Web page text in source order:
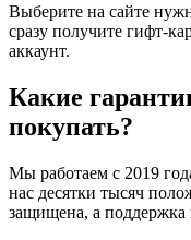
Выберите на сайте
сразу получите гифт-
аккаунт.
Какие
покупать?
Мы работаем с 2019
нас десятки тысяч
защищена, а поддержка